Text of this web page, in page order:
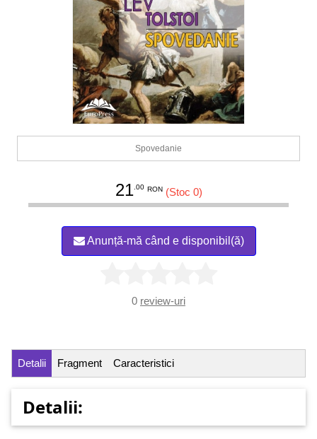
Spovedanie
21.00 RON (Stoc 0)
Anunță-mă când e disponibil(ă)
0 review-uri
Detalii Fragment Caracteristici
Detalii: